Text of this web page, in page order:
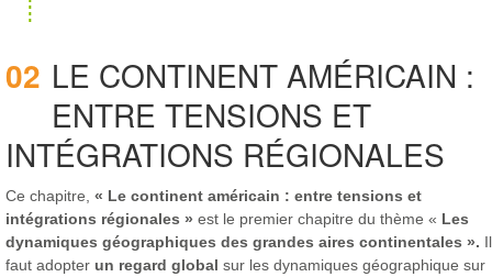
02 LE CONTINENT AMÉRICAIN :
ENTRE TENSIONS ET
INTÉGRATIONS RÉGIONALES
Ce chapitre, « Le continent américain : entre tensions et
intégrations régionales » est le premier chapitre du thème « Les
dynamiques géographiques des grandes aires continentales ». Il
faut adopter un regard global sur les dynamiques géographique sur